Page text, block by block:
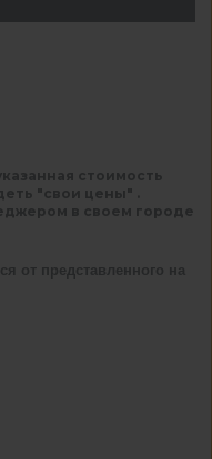
стоимость
"свои цены" .
в своем городе
от представленного на